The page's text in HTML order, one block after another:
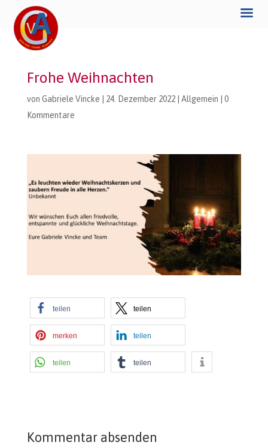
Frohe Weihnachten
von Gabriele Vincke 24. Dezember 2022| Allgemein
0
Kommentare
teilen teilen
merken teilen
teilen teilen
Kommentar absenden